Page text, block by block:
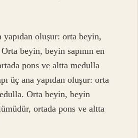
yapıdan oluşur: orta beyin,
beyin, beyin sapının en
pons ve altta medulla
üç ana yapıdan oluşur: orta
Orta beyin, beyin
ortada pons ve altta